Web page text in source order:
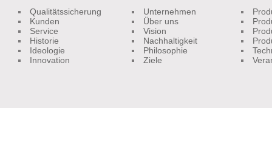
Qualitätssicherung
Kunden
Service
Historie
Ideologie
Innovation
Unternehmen
Über uns
Vision
Nachhaltigkeit
Philosophie
Ziele